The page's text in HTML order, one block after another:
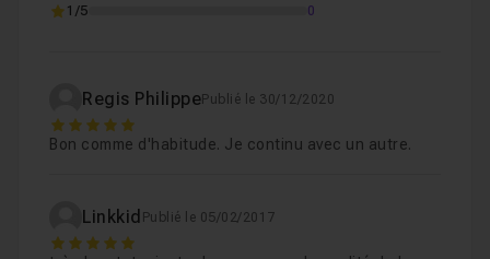
1/5
0
Regis PhilippePublié le 30/12/2020
5
Bon comme d'habitude. Je continu avec un autre.
Linkkid Publié le 05/02/2017
5